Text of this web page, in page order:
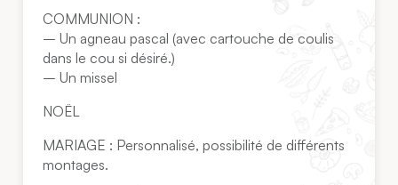
COMMUNION :
– Un agneau pascal (avec cartouche de coulis
dans le cou si désiré.)
– Un missel
NOËL
MARIAGE : Personnalisé, possibilité de différents
montages.